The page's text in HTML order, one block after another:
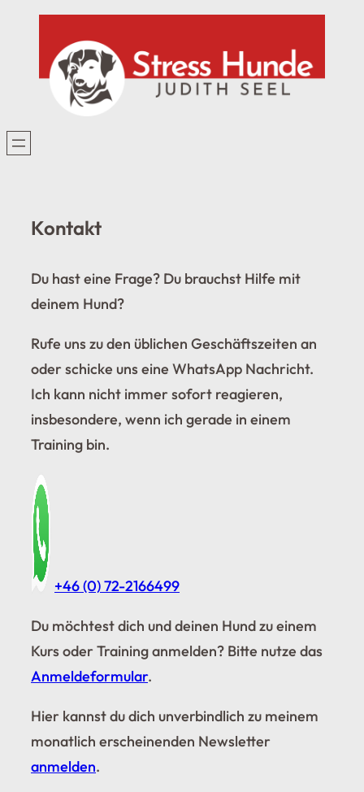
springen
Kontakt
Du hast eine Frage? Du brauchst Hilfe mit
deinem Hund?
Rufe uns zu den üblichen Geschäftszeiten an
oder schicke uns eine WhatsApp Nachricht.
Ich kann nicht immer sofort reagieren,
insbesondere, wenn ich gerade in einem
Training bin.
+46 (0) 72-2166499
Du möchtest dich und deinen Hund zu einem
Kurs oder Training anmelden? Bitte nutze das
Anmeldeformular.
Hier kannst du dich unverbindlich zu meinem
monatlich erscheinenden Newsletter
anmelden.